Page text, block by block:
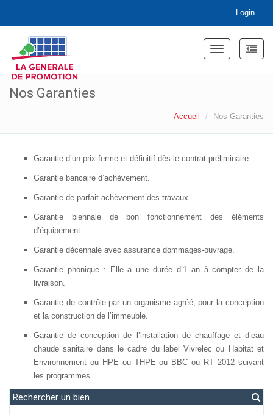
Login
Toggle
Nos Garanties
Accueil Nos Garanties
Garantie d’un prix ferme et définitif dès le contrat préliminaire.
Garantie bancaire d’achèvement.
Garantie de parfait achèvement des travaux.
Garantie biennale de bon fonctionnement des éléments
d’équipement.
Garantie décennale avec assurance dommages-ouvrage.
Garantie phonique : Elle a une durée d’1 an à compter de la
livraison.
Garantie de contrôle par un organisme agréé, pour la conception
et la construction de l’immeuble.
Garantie de conception de l’installation de chauffage et d’eau
chaude sanitaire dans le cadre du label Vivrelec ou Habitat et
Environnement ou HPE ou THPE ou BBC ou RT 2012 suivant
les programmes.
Rechercher un bien